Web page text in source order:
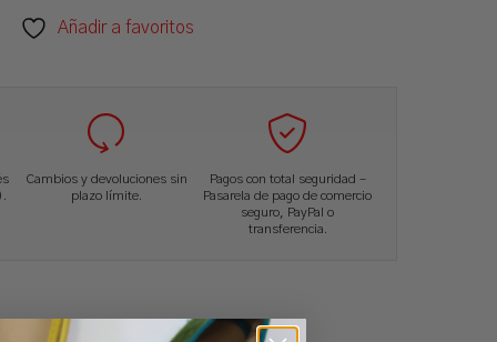
Añadir a favoritos
Cambios y devoluciones sin
plazo límite.
Pagos con total seguridad –
Pasarela de pago de comercio
seguro, PayPal o
transferencia.